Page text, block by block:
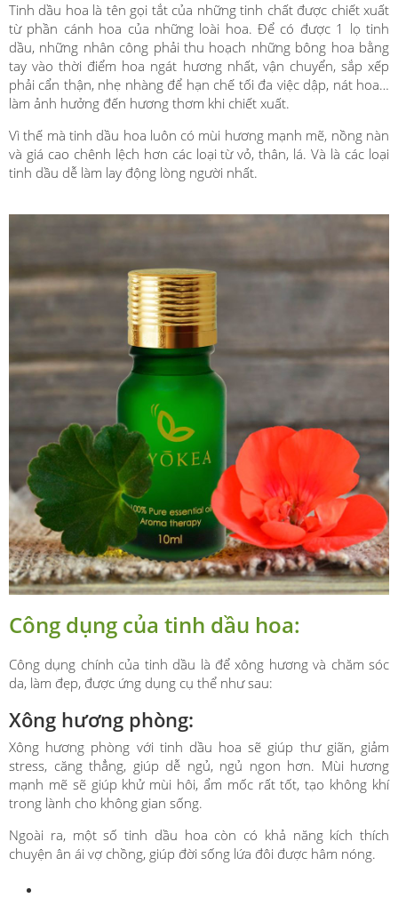
Tinh dầu hoa là tên gọi tắt của những tinh chất được chiết xuất
từ phần cánh hoa của những loài hoa. Để có được 1 lọ tinh
dầu, những nhân công phải thu hoạch những bông hoa bằng
tay vào thời điểm hoa ngát hương nhất, vận chuyển, sắp xếp
phải cẩn thận, nhẹ nhàng để hạn chế tối đa việc dập, nát hoa…
làm ảnh hưởng đến hương thơm khi chiết xuất.
Vì thế mà tinh dầu hoa luôn có mùi hương mạnh mẽ, nồng nàn
và giá cao chênh lệch hơn các loại từ vỏ, thân, lá. Và là các loại
tinh dầu dễ làm lay động lòng người nhất.
Công dụng của tinh dầu hoa:
Công dụng chính của tinh dầu là để xông hương và chăm sóc
da, làm đẹp, được ứng dụng cụ thể như sau:
Xông hương phòng:
Xông hương phòng với tinh dầu hoa sẽ giúp thư giãn, giảm
stress, căng thẳng, giúp dễ ngủ, ngủ ngon hơn. Mùi hương
mạnh mẽ sẽ giúp khử mùi hôi, ẩm mốc rất tốt, tạo không khí
trong lành cho không gian sống.
Ngoài ra, một số tinh dầu hoa còn có khả năng kích thích
chuyện ân ái vợ chồng, giúp đời sống lứa đôi được hâm nóng.